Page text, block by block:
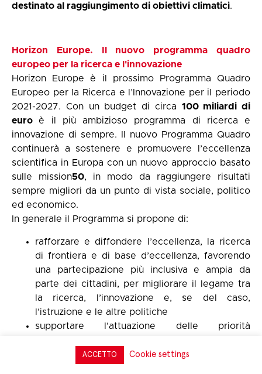
destinato al raggiungimento di obiettivi climatici.
Horizon Europe. Il nuovo programma
quadro
europeo per la ricerca e l'innovazione
Horizon Europe è il prossimo Programma Quadro
Europeo per la Ricerca e l’Innovazione per il periodo
2021-2027. Con un budget di circa 100 miliardi di
euroè il più ambizioso programma di ricerca e
innovazione di sempre. Il nuovo Programma Quadro
continuerà a sostenere e promuovere l’eccellenza
scientifica in Europa con un nuovo approccio basato
sulle mission50, in modo da raggiungere risultati
sempre migliori da un punto di vista sociale, politico
ed economico.
In generale il Programma si propone di:
rafforzare e diffondere l’eccellenza, la ricerca
di frontiera e di base d’eccellenza, favorendo
una partecipazione più inclusiva e ampia da
parte dei cittadini, per migliorare il legame tra
la ricerca, l’innovazione e, se del caso,
l’istruzione e le altre politiche
supportare l’attuazione delle priorità
sfide globali che incidono sulla qualità della
ACCETTO Cookie settings